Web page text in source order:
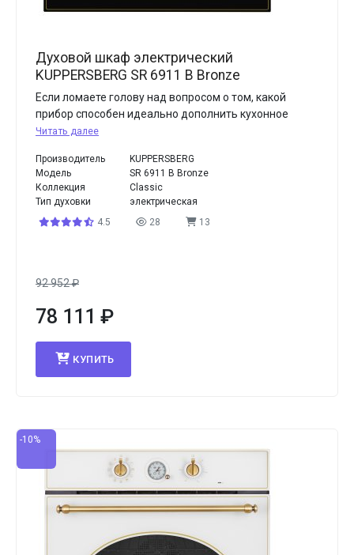
Духовой шкаф электрический
KUPPERSBERG SR 6911 B Bronze
Если ломаете голову над вопросом о том, какой
прибор способен идеально дополнить кухонное
Читать далее
Производитель
KUPPERSBERG
Модель
SR 6911 B Bronze
Коллекция
Classic
Тип духовки
электрическая
4.5
28 13
92 952₽
78 111 ₽
КУПИТЬ
-10%